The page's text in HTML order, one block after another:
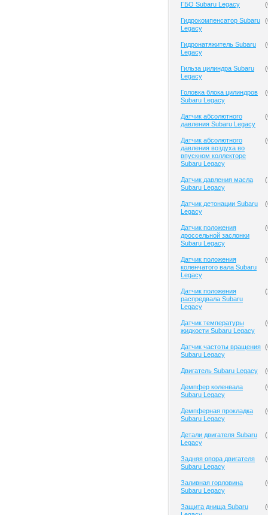
ГБО Subaru Legacy (
Гидрокомпенсатор Subaru
Legacy
(
Гидронатяжитель Subaru
Legacy
(
Гильза цилиндра Subaru
Legacy
(
Головка блока цилиндров
Subaru Legacy
(
Датчик абсолютного
давления Subaru Legacy
(
Датчик абсолютного
давления воздуха во
впускном коллекторе
Subaru Legacy
(
Датчик давления масла
Subaru Legacy
(
Датчик детонации Subaru
Legacy
(
Датчик положения
дроссельной заслонки
Subaru Legacy
(
Датчик положения
коленчатого вала Subaru
Legacy
(
Датчик положения
распредвала Subaru
Legacy
(
Датчик температуры
жидкости Subaru Legacy
(
Датчик частоты вращения
Subaru Legacy
(
Двигатель Subaru Legacy (
Демпфер коленвала
Subaru Legacy
(
Демпферная прокладка
Subaru Legacy
(
Детали двигателя Subaru
Legacy
(
Задняя опора двигателя
Subaru Legacy
(
Заливная горловина
Subaru Legacy
(
Защита днища Subaru
(